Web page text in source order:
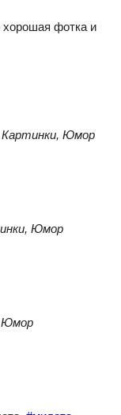
фотка и
Картинки, Юмор
Юмор
Юмор